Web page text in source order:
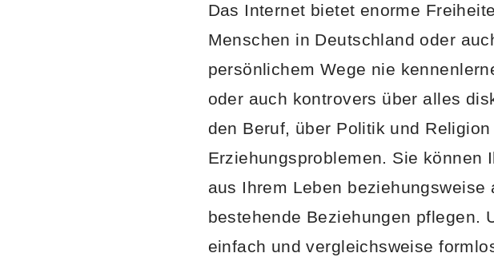
Das Internet bietet enorme
Menschen in Deutschland oder
persönlichem Wege nie
oder auch kontrovers über alles
den Beruf, über Politik und
Erziehungsproblemen. Sie können
aus Ihrem Leben
bestehende Beziehungen pflegen.
einfach und vergleichsweise